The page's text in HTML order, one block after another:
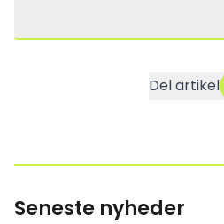
Del artikel
Seneste nyheder